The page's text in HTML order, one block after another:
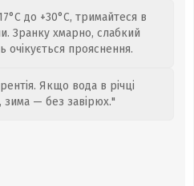
до +30°C, тримайтеся в
Зранку хмарно, слабкий
очікується прояснення.
Якщо вода в річці
зима — без завірюх."